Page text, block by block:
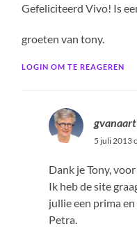
Gefeliciteerd Vivo! Is
groeten van tony.
LOGIN OM TE REAGEREN
gvanaart
5 juli 2013
Dank je Tony,
Ik heb de site
jullie een prima
Petra.